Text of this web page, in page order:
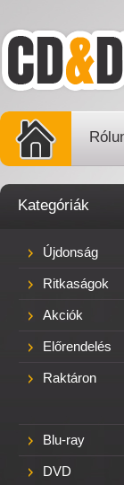
Kategóriák
Újdonság
Ritkaságok
Akciók
Előrendelés
Raktáron
Blu-ray
DVD